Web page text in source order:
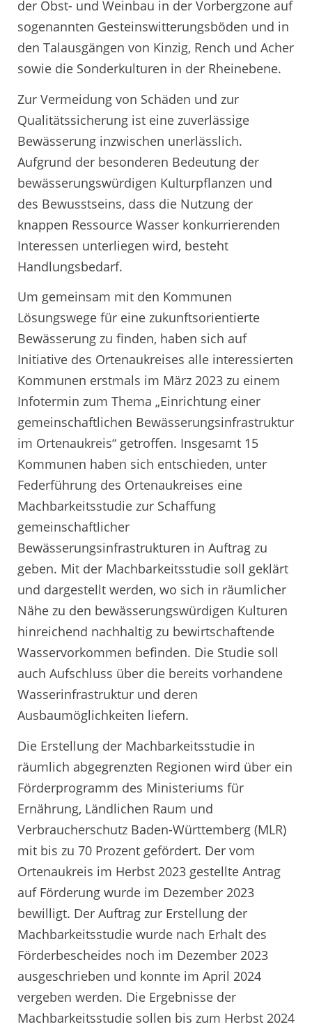
der Obst- und Weinbau in der Vorbergzone auf
sogenannten Gesteinswitterungsböden und in
den Talausgängen von Kinzig, Rench und Acher
sowie die Sonderkulturen in der Rheinebene.
Zur Vermeidung von Schäden und zur
Qualitätssicherung ist eine zuverlässige
Bewässerung inzwischen unerlässlich.
Aufgrund der besonderen Bedeutung der
bewässerungswürdigen Kulturpflanzen und
des Bewusstseins, dass die Nutzung der
knappen Ressource Wasser konkurrierenden
Interessen unterliegen wird, besteht
Handlungsbedarf.
Um gemeinsam mit den Kommunen
Lösungswege für eine zukunftsorientierte
Bewässerung zu finden, haben sich auf
Initiative des Ortenaukreises alle interessierten
Kommunen erstmals im März 2023 zu einem
Infotermin zum Thema „Einrichtung einer
gemeinschaftlichen Bewässerungsinfrastruktur
im Ortenaukreis“ getroffen. Insgesamt 15
Kommunen haben sich entschieden, unter
Federführung des Ortenaukreises eine
Machbarkeitsstudie zur Schaffung
gemeinschaftlicher
Bewässerungsinfrastrukturen in Auftrag zu
geben. Mit der Machbarkeitsstudie soll geklärt
und dargestellt werden, wo sich in räumlicher
Nähe zu den bewässerungswürdigen Kulturen
hinreichend nachhaltig zu bewirtschaftende
Wasservorkommen befinden. Die Studie soll
auch Aufschluss über die bereits vorhandene
Wasserinfrastruktur und deren
Ausbaumöglichkeiten liefern.
Die Erstellung der Machbarkeitsstudie in
räumlich abgegrenzten Regionen wird über ein
Förderprogramm des Ministeriums für
Ernährung, Ländlichen Raum und
Verbraucherschutz Baden-Württemberg (MLR)
mit bis zu 70 Prozent gefördert. Der vom
Ortenaukreis im Herbst 2023 gestellte Antrag
auf Förderung wurde im Dezember 2023
bewilligt. Der Auftrag zur Erstellung der
Machbarkeitsstudie wurde nach Erhalt des
Förderbescheides noch im Dezember 2023
ausgeschrieben und konnte im April 2024
vergeben werden. Die Ergebnisse der
Machbarkeitsstudie sollen bis zum Herbst 2024